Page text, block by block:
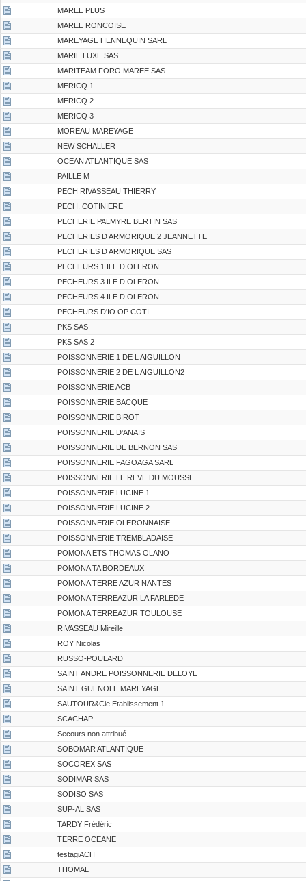
MAREE PLUS
MAREE RONCOISE
MAREYAGE HENNEQUIN SARL
MARIE LUXE SAS
MARITEAM FORO MAREE SAS
MERICQ 1
MERICQ 2
MERICQ 3
MOREAU MAREYAGE
NEW SCHALLER
OCEAN ATLANTIQUE SAS
PAILLE M
PECH RIVASSEAU THIERRY
PECH. COTINIERE
PECHERIE PALMYRE BERTIN SAS
PECHERIES D ARMORIQUE 2 JEANNETTE
PECHERIES D ARMORIQUE SAS
PECHEURS 1 ILE D OLERON
PECHEURS 3 ILE D OLERON
PECHEURS 4 ILE D OLERON
PECHEURS D'IO OP COTI
PKS SAS
PKS SAS 2
POISSONNERIE 1 DE L AIGUILLON
POISSONNERIE 2 DE L AIGUILLON2
POISSONNERIE ACB
POISSONNERIE BACQUE
POISSONNERIE BIROT
POISSONNERIE D'ANAIS
POISSONNERIE DE BERNON SAS
POISSONNERIE FAGOAGA SARL
POISSONNERIE LE REVE DU MOUSSE
POISSONNERIE LUCINE 1
POISSONNERIE LUCINE 2
POISSONNERIE OLERONNAISE
POISSONNERIE TREMBLADAISE
POMONA ETS THOMAS OLANO
POMONA TA BORDEAUX
POMONA TERRE AZUR NANTES
POMONA TERREAZUR LA FARLEDE
POMONA TERREAZUR TOULOUSE
RIVASSEAU Mireille
ROY Nicolas
RUSSO-POULARD
SAINT ANDRE POISSONNERIE DELOYE
SAINT GUENOLE MAREYAGE
SAUTOUR&Cie Etablissement 1
SCACHAP
Secours non attribué
SOBOMAR ATLANTIQUE
SOCOREX SAS
SODIMAR SAS
SODISO SAS
SUP-AL SAS
TARDY Frédéric
TERRE OCEANE
testagiACH
THOMAL